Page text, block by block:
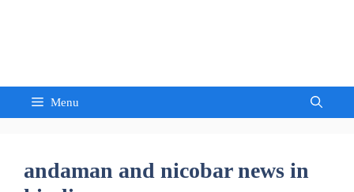
Menu
andaman and nicobar news in